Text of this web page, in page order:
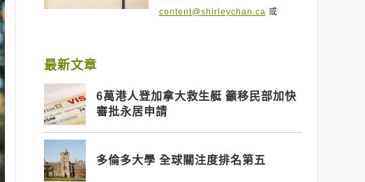
content@shirleychan.ca 或
最新文章
6萬港人登加拿大救生艇 籲移民部加快
審批永居申請
多倫多大學 全球關注度排名第五